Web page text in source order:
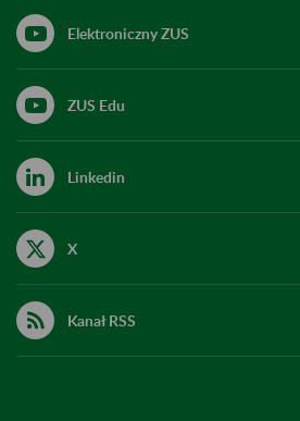
Elektroniczny ZUS
ZUS Edu
Linkedin
X
Kanał RSS